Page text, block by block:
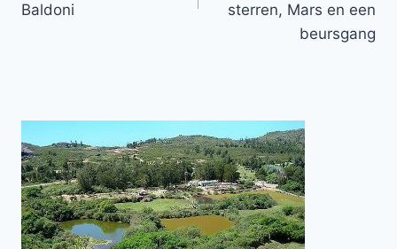
Baldoni
sterren, Mars en een
beursgang